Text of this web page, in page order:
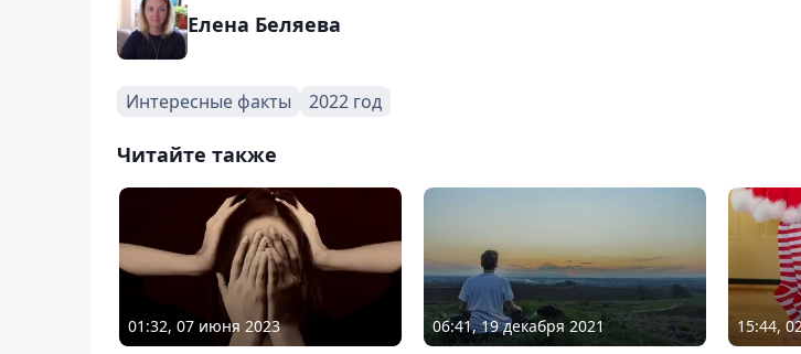
Елена Беляева
Интересные факты 2022 год
Читайте также
01:32, 07 июня 2023 06:41, 19 декабря 2021 15:44,